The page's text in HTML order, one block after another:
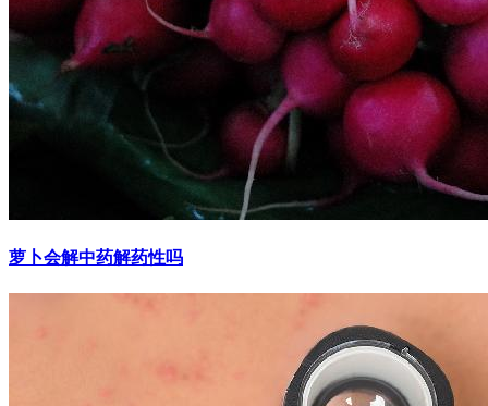
萝卜会解中药解药性吗